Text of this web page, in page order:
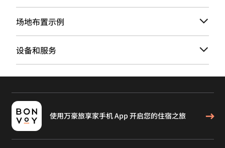
场地布置示例
设备和服务
使用万豪旅享家手机 App 开启您的住宿之旅